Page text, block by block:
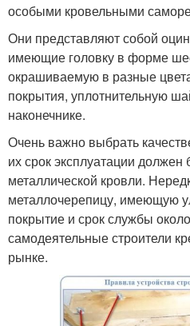
особыми кровельными
Они представляют собой
имеющие головку в форме
окрашиваемую в разные
покрытия, уплотнительную
наконечнике.
Очень важно выбрать
их срок эксплуатации должен
металлической кровли.
металлочерепицу, имеющую
покрытие и срок службы
самодеятельные строители
рынке.